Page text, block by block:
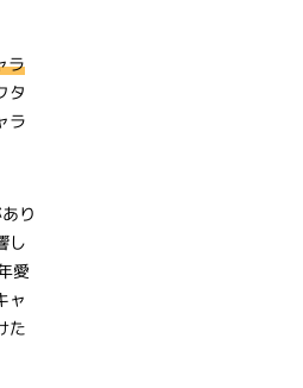
ラ
タ
ラ
り
し
愛
ャ
た